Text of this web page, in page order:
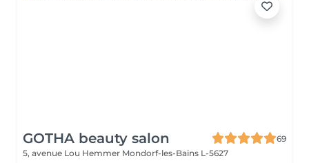
GOTHA beauty salon
69
5, avenue Lou Hemmer Mondorf-les-Bains L-5627